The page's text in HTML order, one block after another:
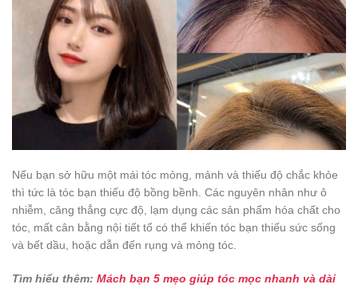
Nếu bạn sở hữu một mái tóc mỏng, mảnh và thiếu độ chắc khỏe
thì tức là tóc bạn thiếu độ bồng bềnh. Các nguyên nhân như ô
nhiễm, căng thẳng cực độ, lạm dụng các sản phẩm hóa chất cho
tóc, mất cân bằng nội tiết tố có thể khiến tóc bạn thiếu sức sống
và bết dầu, hoặc dẫn đến rụng và mỏng tóc.
Tìm hiểu thêm: Mách bạn 5 mẹo giúp tóc mọc nhanh và dài